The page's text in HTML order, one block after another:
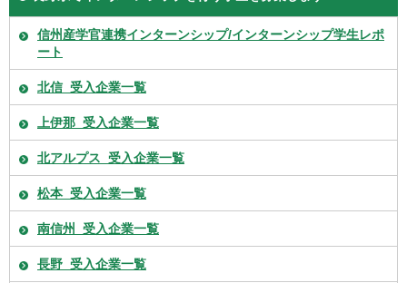
信州産学官連携インターンシップ/インターンシップ学生レポ
ート
北信_受入企業一覧
上伊那_受入企業一覧
北アルプス_受入企業一覧
松本_受入企業一覧
南信州_受入企業一覧
長野_受入企業一覧